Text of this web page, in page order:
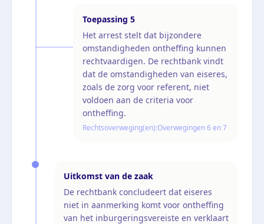
Toepassing 5
Het arrest stelt dat bijzondere
omstandigheden ontheffing kunnen
rechtvaardigen. De rechtbank vindt
dat de omstandigheden van eiseres,
zoals de zorg voor referent, niet
voldoen aan de criteria voor
ontheffing.
Rechtsoverweging(en):Overwegingen 6 en 7
Uitkomst van de zaak
De rechtbank concludeert dat eiseres
niet in aanmerking komt voor ontheffing
van het inburgeringsvereiste en verklaart